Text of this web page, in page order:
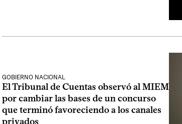
GOBIERNO NACIONAL
El Tribunal de Cuentas observó al MIEM
por cambiar las bases de un concurso
que terminó favoreciendo a los canales
privados